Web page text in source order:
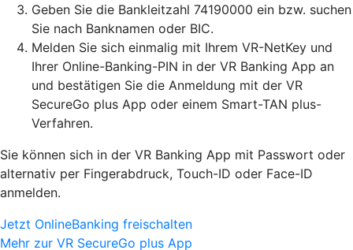
Geben Sie die Bankleitzahl 74190000 ein bzw. suchen
Sie nach Banknamen oder BIC.
Melden Sie sich einmalig mit Ihrem VR-NetKey und
Ihrer Online-Banking-PIN in der VR Banking App an
und bestätigen Sie die Anmeldung mit der VR
SecureGo plus App oder einem Smart-TAN plus-
Verfahren.
Sie können sich in der VR Banking App mit Passwort oder
alternativ per Fingerabdruck, Touch-ID oder Face-ID
anmelden.
Jetzt OnlineBanking freischalten
Mehr zur VR SecureGo plus App